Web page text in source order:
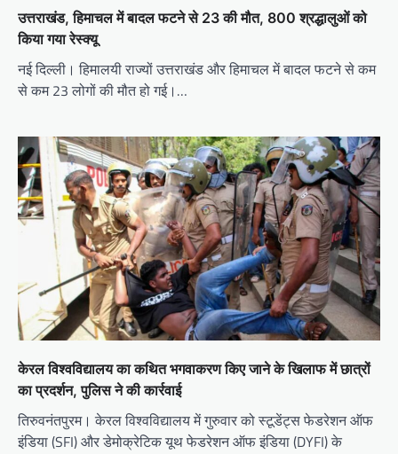
उत्तराखंड, हिमाचल में बादल फटने से 23 की मौत, 800 श्रद्धालुओं को
किया गया रेस्क्यू
नई दिल्ली। हिमालयी राज्यों उत्तराखंड और हिमाचल में बादल फटने से कम
से कम 23 लोगों की मौत हो गई।…
केरल विश्वविद्यालय का कथित भगवाकरण किए जाने के खिलाफ में छात्रों
का प्रदर्शन, पुलिस ने की कार्रवाई
तिरुवनंतपुरम। केरल विश्वविद्यालय में गुरुवार को स्टूडेंट्स फेडरेशन ऑफ
इंडिया (SFI) और डेमोक्रेटिक यूथ फेडरेशन ऑफ इंडिया (DYFI) के